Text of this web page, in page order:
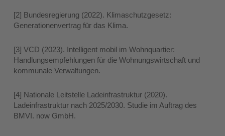
[2] Bundesregierung (2022). Klimaschutzgesetz:
Generationenvertrag für das Klima.
[3] VCD (2023). Intelligent mobil im Wohnquartier:
Handlungsempfehlungen für die Wohnungswirtschaft und
kommunale Verwaltungen.
[4] Nationale Leitstelle Ladeinfrastruktur (2020).
Ladeinfrastruktur nach 2025/2030. Studie im Auftrag des
BMVI. now GmbH.